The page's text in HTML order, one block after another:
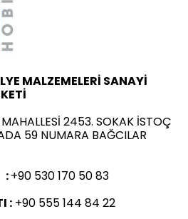
MALZEMELERİ SANAYİ
2453. SOKAK İSTOÇ
59 NUMARA BAĞCILAR
:+90 530 170 50 83
: +90 555 144 84 22